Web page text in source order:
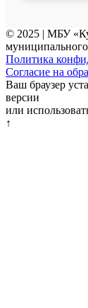
© 2025 | МБУ
Политика
Согласие на
Ваш браузер
версии
или
↑